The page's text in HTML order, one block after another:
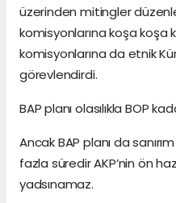
üzerinden mitingler
komisyonlarına koşa koşa
komisyonlarına da etnik
görevlendirdi.
BAP planı olasılıkla BOP
Ancak BAP planı da
fazla süredir AKP’nin ön
yadsınamaz.